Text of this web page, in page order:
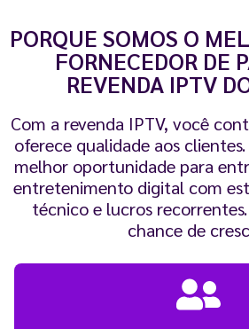
PORQUE SOMOS O
FORNECEDOR DE
REVENDA IPTV
Com a revenda IPTV, você
oferece qualidade aos
melhor oportunidade para
entretenimento digital com
técnico e lucros
chance de